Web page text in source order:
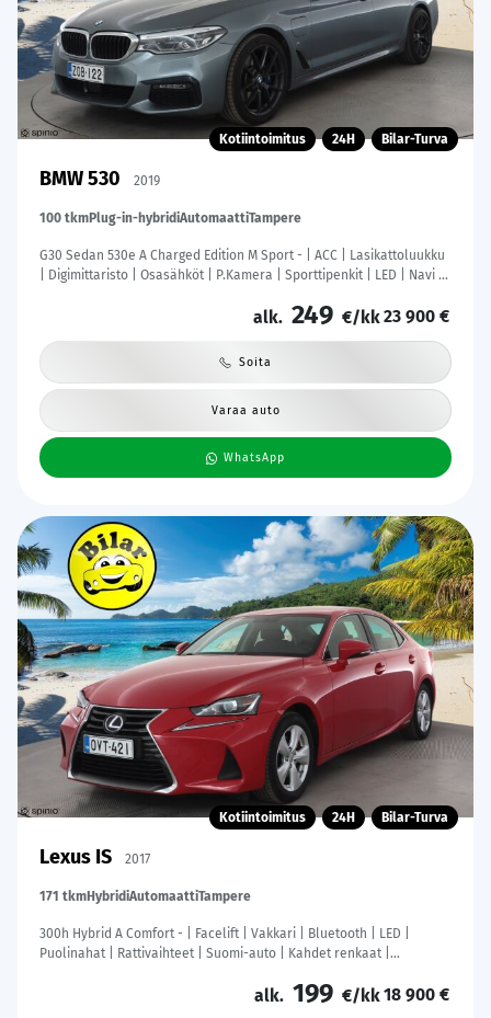
Kotiintoimitus 24H Bilar-Turva
BMW 530 2019
100 tkmPlug-in-hybridiAutomaattiTampere
G30 Sedan 530e A Charged Edition M Sport - | ACC | Lasikattoluukku
| Digimittaristo | Osasähköt | P.Kamera | Sporttipenkit | LED | Navi |
alk. 249 €/kk23 900 €
Soita
Varaa auto
WhatsApp
Kotiintoimitus 24H Bilar-Turva
Lexus IS 2017
171 tkmHybridiAutomaattiTampere
300h Hybrid A Comfort - | Facelift | Vakkari | Bluetooth | LED |
Puolinahat | Rattivaihteet | Suomi-auto | Kahdet renkaat |
alk. 199 €/kk18 900 €